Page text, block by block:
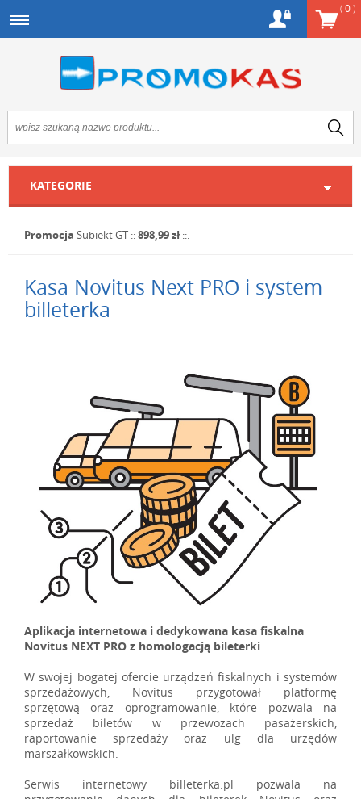
(0)
KATEGORIE
Promocja Subiekt GT ::898,99 zł ::.
Kasa Novitus Next PRO i system
billeterka
Aplikacja internetowa i dedykowana kasa fiskalna
Novitus NEXT PRO z homologacją bileterki
W swojej bogatej ofercie urządzeń fiskalnych i systemów
sprzedażowych, Novitus przygotował platformę
sprzętową oraz oprogramowanie, które pozwala na
sprzedaż biletów w przewozach pasażerskich,
raportowanie sprzedaży oraz ulg dla urzędów
marszałkowskich.
Serwis internetowy billeterka.pl pozwala na